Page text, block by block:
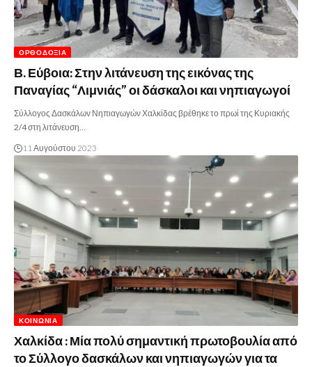
ΟΡΘΟΔΟΞΊΑ
Β. Εύβοια: Στην λιτάνευση της εικόνας της
Παναγίας “Λιμνιάς” οι δάσκαλοι και νηπιαγωγοί
Σύλλογος Δασκάλων Νηπιαγωγών Χαλκίδας βρέθηκε το πρωί της Κυριακής
2/4 στη λιτάνευση…
11 Αυγούστου 2023
ΚΟΙΝΩΝΊΑ
Χαλκίδα : Μία πολύ σημαντική πρωτοβουλία από
το Σύλλογο δασκάλων και νηπιαγωγών για τα